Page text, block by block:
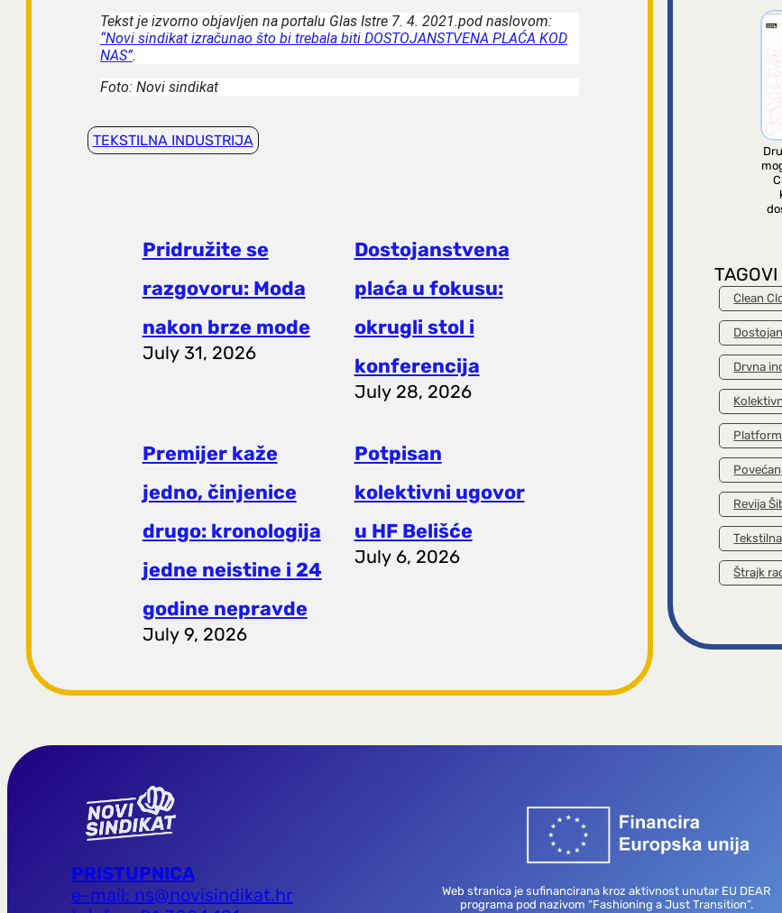
Tekst je izvorno objavljen na portalu Glas Istre 7. 4. 2021.pod naslovom:
“Novi sindikat izračunao što bi trebala biti DOSTOJANSTVENA PLAĆA KOD
NAS”.
Foto: Novi sindikat
TEKSTILNA INDUSTRIJA
Pridružite se
razgovoru: Moda
nakon brze mode
July 31, 2026
Dostojanstvena
plaća u fokusu:
okrugli stol i
konferencija
July 28, 2026
Premijer kaže
jedno, činjenice
drugo: kronologija
jedne neistine i 24
godine nepravde
July 9, 2026
Potpisan
kolektivni ugovor
u HF Belišće
July 6, 2026
TAGOVI
Clean
Drvna
Revija
Štrajk
PRISTUPNICA
e-mail: ns@novisindikat.hr
Web stranica je sufinancirana kroz aktivnost unutar EU DEAR
programa pod nazivom “Fashioning a Just Transition”.